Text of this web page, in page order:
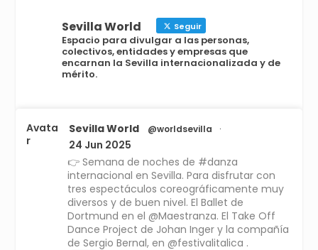
Sevilla World Seguir
Espacio para divulgar a las personas,
colectivos, entidades y empresas que
encarnan la Sevilla internacionalizada y de
mérito.
Avata
r
Sevilla World @worldsevilla ·
24 Jun 2025
👉 Semana de noches de #danza
internacional en Sevilla. Para disfrutar con
tres espectáculos coreográficamente muy
diversos y de buen nivel. El Ballet de
Dortmund en el @Maestranza. El Take Off
Dance Project de Johan Inger y la compañía
de Sergio Bernal, en @festivalitalica .